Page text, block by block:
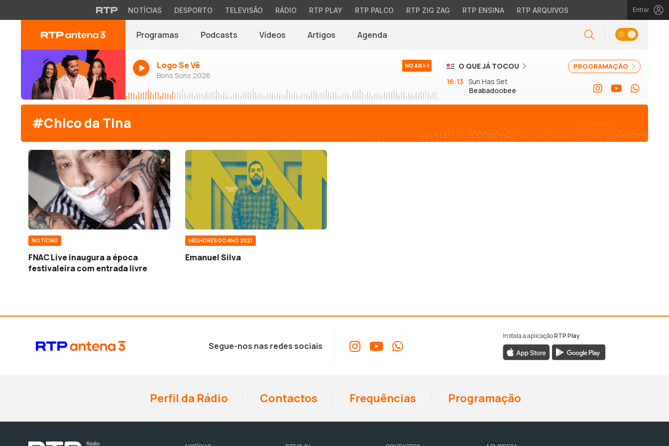
NOTÍCIAS DESPORTO TELEVISÃO RÁDIO RTP PLAY RTP PALCO RTP ZIG ZAG RTP ENSINA RTP ARQUIVOS Entrar
Programas Podcasts Vídeos Artigos Agenda
Logo Se Vê
Bons Sons 2026
NO AR PROGRAMAÇÃO
O QUE JÁ TOCOU
16:13 Sun Has Set
Beabadoobee
#Chico da Tina
NOTÍCIAS
FNAC Live inaugura a época
festivaleira com entrada livre
MELHORES DO ANO 2021
Emanuel Silva
Segue-nos nas redes sociais
Instala a aplicaçãoRTP Play
Perfil da Rádio Contactos Frequências Programação